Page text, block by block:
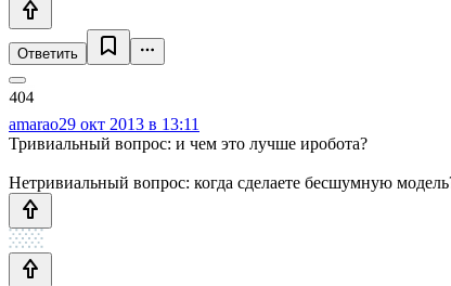
Ответить
amarao29 окт 2013 в 13:11
Тривиальный вопрос: и чем это лучше иробота?
Нетривиальный вопрос: когда сделаете бесшумную